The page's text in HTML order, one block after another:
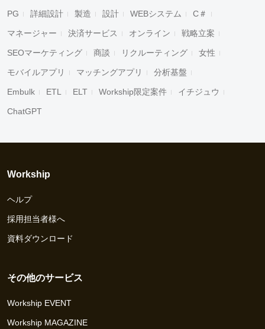
PG 詳細設計 製造 設計 WEBシステム C＃
マネージャー 決済サービス オンライン 戦略立案
SEOマーケティング 商談 リクルーティング 女性
モバイルアプリ マッチングアプリ 分析基盤
Embulk ETL ELT Workship限定案件 イチジュウ
ChatGPT
Workship
ヘルプ
採用担当者様へ
資料ダウンロード
その他のサービス
Workship EVENT
Workship MAGAZINE